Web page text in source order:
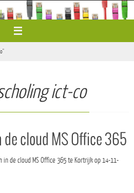
ict-co
de cloud MS Office 365
de cloud MS Office 365 te Kortrijk op 14-11-